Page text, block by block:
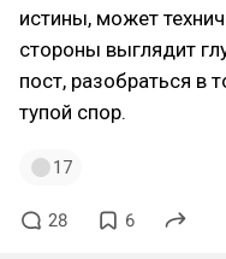
истины, может
стороны выглядит
пост, разобраться в
тупой спор.
17
28 6